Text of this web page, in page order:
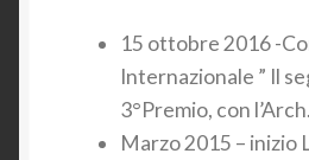
15 ottobre 2016 -
Internazionale ” Il
3°Premio, con
Marzo 2015 – inizio